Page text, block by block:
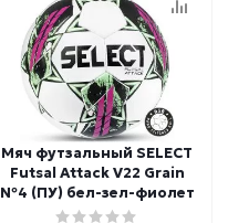
Мяч футзальный SELECT
Futsal Attack V22 Grain
№4 (ПУ) бел-зел-фиолет